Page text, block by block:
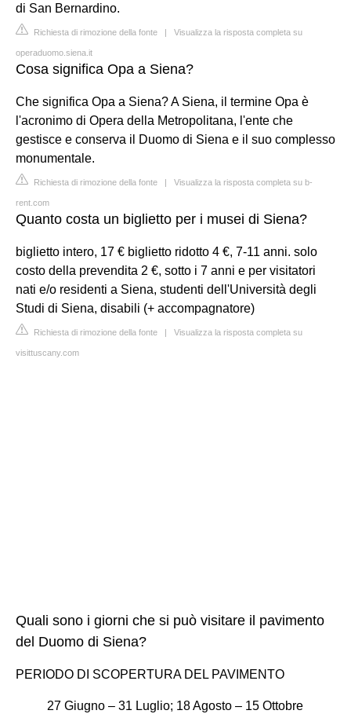
di San Bernardino.
Richiesta di rimozione della fonte | Visualizza la risposta completa su
operaduomo.siena.it
Cosa significa Opa a Siena?
Che significa Opa a Siena? A Siena, il termine Opa è
l'acronimo di Opera della Metropolitana, l'ente che
gestisce e conserva il Duomo di Siena e il suo complesso
monumentale.
Richiesta di rimozione della fonte | Visualizza la risposta completa su b-
rent.com
Quanto costa un biglietto per i musei di Siena?
biglietto intero, 17 € biglietto ridotto 4 €, 7-11 anni. solo
costo della prevendita 2 €, sotto i 7 anni e per visitatori
nati e/o residenti a Siena, studenti dell'Università degli
Studi di Siena, disabili (+ accompagnatore)
Richiesta di rimozione della fonte | Visualizza la risposta completa su
visittuscany.com
Quali sono i giorni che si può visitare il pavimento
del Duomo di Siena?
PERIODO DI SCOPERTURA DEL PAVIMENTO
27 Giugno – 31 Luglio; 18 Agosto – 15 Ottobre